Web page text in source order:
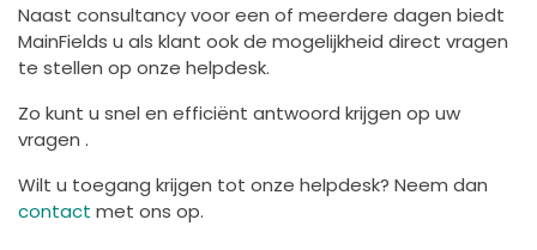
Naast consultancy voor een of meerdere dagen biedt
MainFields u als klant ook de mogelijkheid direct vragen
te stellen op onze helpdesk.
Zo kunt u snel en efficiënt antwoord krijgen op uw
vragen .
Wilt u toegang krijgen tot onze helpdesk? Neem dan
contact met ons op.